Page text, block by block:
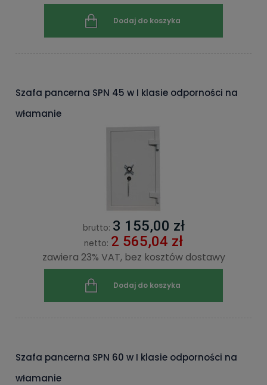
Dodaj do koszyka
Szafa pancerna SPN 45 w I klasie odporności na
włamanie
brutto: 3 155,00 zł
netto: 2 565,04 zł
zawiera 23% VAT, bez kosztów dostawy
Dodaj do koszyka
Szafa pancerna SPN 60 w I klasie odporności na
włamanie